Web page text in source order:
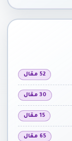
52 مقال
30 مقال
15 مقال
65 مقال